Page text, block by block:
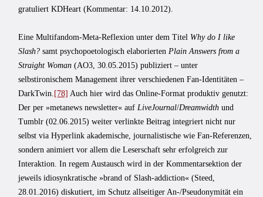
gratuliert KDHeart (Kommentar: 14.10.2012).
Eine Multifandom-Meta-Reflexion unter dem Titel Why do I like
Slash? samt psychopoetologisch elaborierten Plain Answers from a
Straight Woman (AO3, 30.05.2015) publiziert – unter
selbstironischem Management ihrer verschiedenen Fan-Identitäten –
DarkTwin. [78] Auch hier wird das Online-Format produktiv genutzt:
Der per »metanews newsletter« auf LiveJournal/Dreamwidth und
Tumblr (02.06.2015) weiter verlinkte Beitrag integriert nicht nur
selbst via Hyperlink akademische, journalistische wie Fan-Referenzen,
sondern animiert vor allem die Leserschaft sehr erfolgreich zur
Interaktion. In regem Austausch wird in der Kommentarsektion der
jeweils idiosynkratische »brand of Slash-addiction« (Steed,
28.01.2016) diskutiert, im Schutz allseitiger An-/‌Pseudonymität ein